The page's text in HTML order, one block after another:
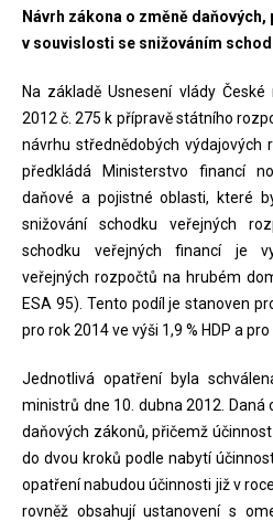
Návrh zákona o změně
v souvislosti se snižováním
Na základě Usnesení vlády
2012 č. 275 k přípravě státního
návrhu střednědobých
předkládá Ministerstvo financí
daňové a pojistné oblasti, které
snižování schodku veřejných
schodku veřejných financí je
veřejných rozpočtů na hrubém
ESA 95). Tento podíl je stanoven
pro rok 2014 ve výši 1,9 % HDP a pro
Jednotlivá opatření byla
ministrů dne 10. dubna 2012.
daňových zákonů, přičemž
do dvou kroků podle nabytí
opatření nabudou účinnosti již v
rovněž obsahují ustanovení s